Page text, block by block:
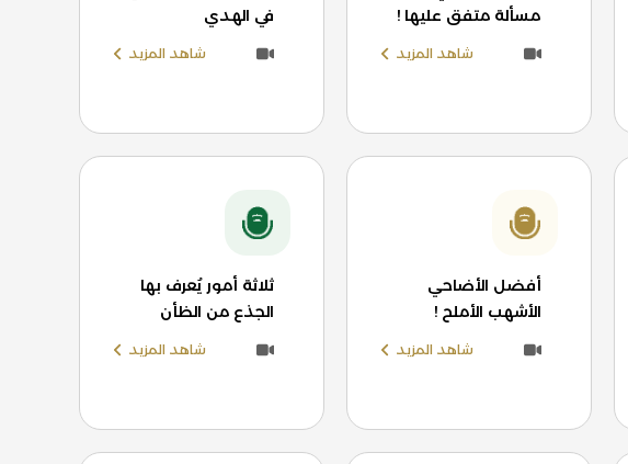
مسألة متفق عليها !
شاهد المزيد
في الهدي
شاهد المزيد
أفضل الأضاحي
الأشهب الأملح !
شاهد المزيد
ثلاثة أمور يُعرف بها
الجذع من الظأن
شاهد المزيد